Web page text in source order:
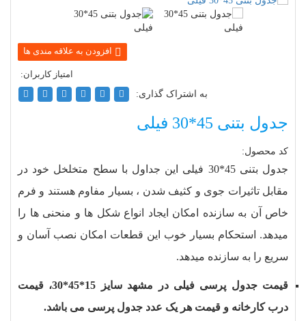
به اشتراک گذاری:
جدول بتنی 45*30 فیلی
کد محصول:
جدول بتنی 45*30 فیلی این جداول با سطح متخلخل خود در
مقابل تاثیرات جوی و کثیف شدن ، بسیار مفاوم هستند و فرم
خاص آن به سازنده امکان ایجاد انواع شکل ها و منحنی ها را
میدهد. استحکام بسیار خوب این قطعات امکان نصب آسان و
سریع را به سازنده میدهد.
قیمت جدول پرسی فیلی در مشهد سایز 15*45*30، قیمت
درب کارخانه و قیمت هر یک عدد جدول پرسی می باشد.